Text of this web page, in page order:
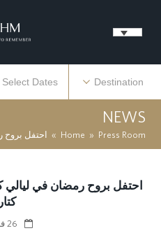
NEWS
Home » Press Room
» احتفل بروح
احتفل بروح رمضان في ليالي
26 فبراير، 2025